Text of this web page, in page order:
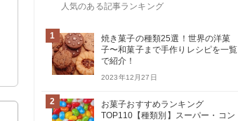
人気のある記事ランキング
1
焼き菓子の種類25選！世界の洋菓
子〜和菓子まで手作りレシピを一覧
で紹介！
2023年12月27日
2
お菓子おすすめランキング
TOP110【種類別】スーパー・コン